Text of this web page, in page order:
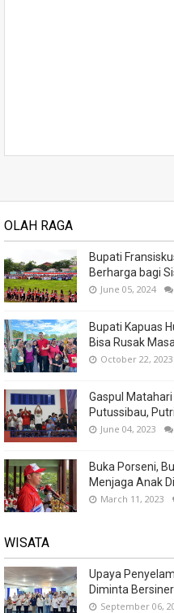
OLAH RAGA
Bupati
Berharga bagi
June 05, 2024
Bupati Kapuas
Bisa Rusak
October 22, 2023
Gaspul
Putussibau,
June 04, 2023
Buka Porseni,
Menjaga Anak
March 11, 2023
WISATA
Upaya
Diminta
September 06,